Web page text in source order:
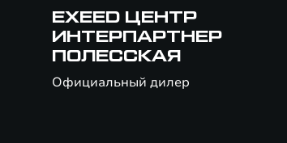
EXEED ЦЕНТР
ИНТЕРПАРТНЕР
ПОЛЕССКАЯ
Официальный дилер